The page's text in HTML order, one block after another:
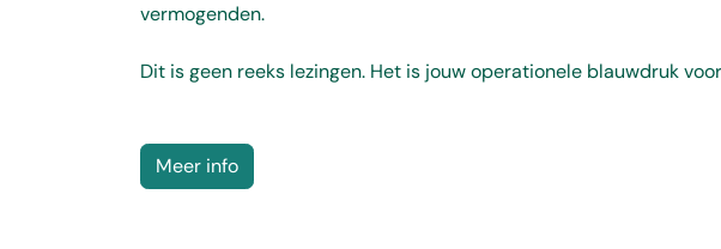
vermogenden.
Dit is geen reeks lezingen. Het is jouw operationele blauwdruk
Meer info